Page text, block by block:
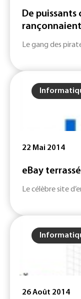
De puissants
Le gang des
22 Mai 2014
eBay
Le célèbre site
26 Août 2014